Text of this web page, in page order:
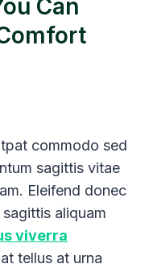
Can
commodo sed
sagittis vitae
Eleifend donec
aliquam
viverra
tellus at urna